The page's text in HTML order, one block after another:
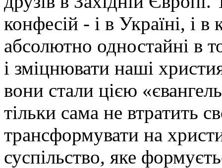
конфесій - і в Україні, і
абсолютно одностайні в
і зміцнювати наші
вони стали цією
тільки сама не втратить
трансформувати на
суспільство, яке